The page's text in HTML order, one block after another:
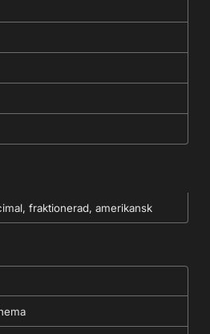
fraktionerad, amerikansk